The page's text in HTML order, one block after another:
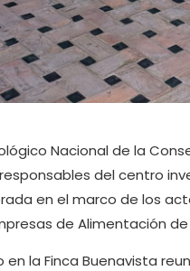
Nacional de la
del centro
en el marco de los
de Alimentación
en la Finca Buenavista